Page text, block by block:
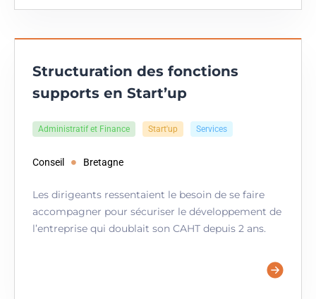
Structuration des fonctions
supports en Start’up
Administratif et Finance Start'up Services
Conseil Bretagne
Les dirigeants ressentaient le besoin de se faire
accompagner pour sécuriser le développement de
l’entreprise qui doublait son CAHT depuis 2 ans.